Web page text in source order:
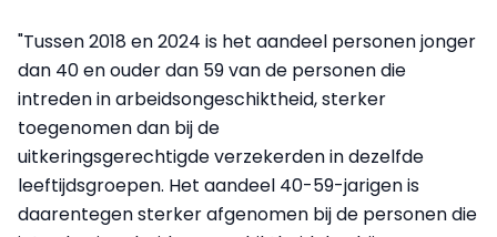
"Tussen 2018 en 2024 is het aandeel personen jonger
dan 40 en ouder dan 59 van de personen die
intreden in arbeidsongeschiktheid, sterker
toegenomen dan bij de
uitkeringsgerechtigde verzekerden in dezelfde
leeftijdsgroepen. Het aandeel 40-59-jarigen is
daarentegen sterker afgenomen bij de personen die